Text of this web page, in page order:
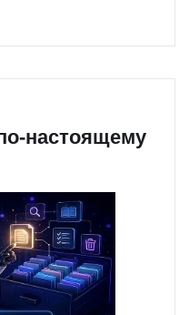
настоящему